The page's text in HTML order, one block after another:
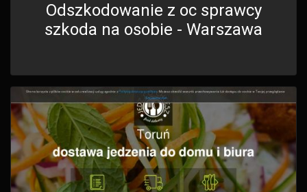
Odszkodowanie z oc sprawcy
szkoda na osobie - Warszawa